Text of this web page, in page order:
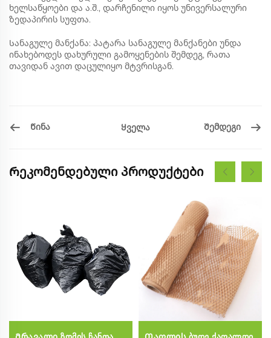
ხელსაწყოები და ა.შ., დარჩენილი იყოს უნივერსალური
ზედაპირის სუფთა.
Სანაგულე მანქანა: პატარა სანაგულე მანქანები უნდა
ინახებოდეს დახურული გამოყენების შემდეგ, რათა
თავიდან ავით დაცულიყო მტვრისგან.
Წინა Ყველა Შემდეგი
Რეკომენდებული პროდუქტები